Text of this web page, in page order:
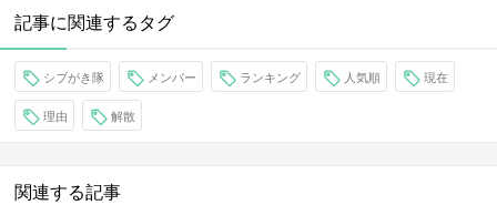
記事に関連するタグ
シブがき隊 メンバー ランキング 人気順 現在
理由 解散
関連する記事